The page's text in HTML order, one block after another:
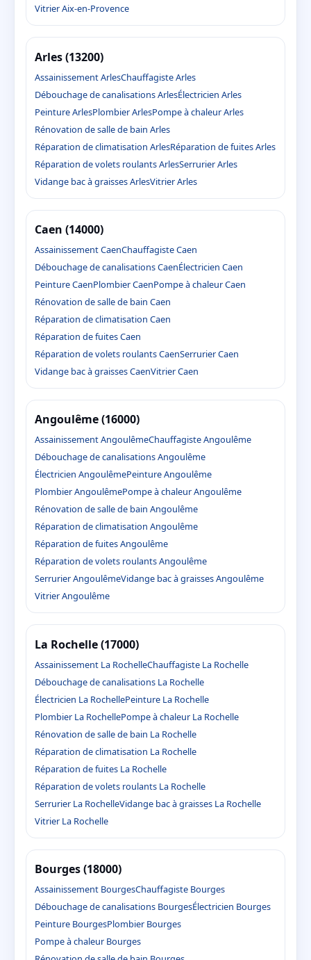
Vitrier Aix-en-Provence
Arles (13200)
Assainissement ArlesChauffagiste Arles
Débouchage de canalisations ArlesÉlectricien Arles
Peinture ArlesPlombier ArlesPompe à chaleur Arles
Rénovation de salle de bain Arles
Réparation de climatisation ArlesRéparation de fuites Arles
Réparation de volets roulants ArlesSerrurier Arles
Vidange bac à graisses ArlesVitrier Arles
Caen (14000)
Assainissement CaenChauffagiste Caen
Débouchage de canalisations CaenÉlectricien Caen
Peinture CaenPlombier CaenPompe à chaleur Caen
Rénovation de salle de bain Caen
Réparation de climatisation Caen
Réparation de fuites Caen
Réparation de volets roulants CaenSerrurier Caen
Vidange bac à graisses CaenVitrier Caen
Angoulême (16000)
Assainissement AngoulêmeChauffagiste Angoulême
Débouchage de canalisations Angoulême
Électricien AngoulêmePeinture Angoulême
Plombier AngoulêmePompe à chaleur Angoulême
Rénovation de salle de bain Angoulême
Réparation de climatisation Angoulême
Réparation de fuites Angoulême
Réparation de volets roulants Angoulême
Serrurier AngoulêmeVidange bac à graisses Angoulême
Vitrier Angoulême
La Rochelle (17000)
Assainissement La RochelleChauffagiste La Rochelle
Débouchage de canalisations La Rochelle
Électricien La RochellePeinture La Rochelle
Plombier La RochellePompe à chaleur La Rochelle
Rénovation de salle de bain La Rochelle
Réparation de climatisation La Rochelle
Réparation de fuites La Rochelle
Réparation de volets roulants La Rochelle
Serrurier La RochelleVidange bac à graisses La Rochelle
Vitrier La Rochelle
Bourges (18000)
Assainissement BourgesChauffagiste Bourges
Débouchage de canalisations BourgesÉlectricien Bourges
Peinture BourgesPlombier Bourges
Pompe à chaleur Bourges